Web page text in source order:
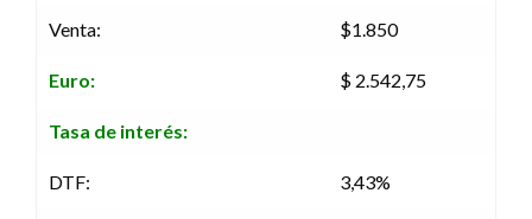
Venta: $1.850
Euro: $ 2.542,75
Tasa de interés:
DTF: 3,43%